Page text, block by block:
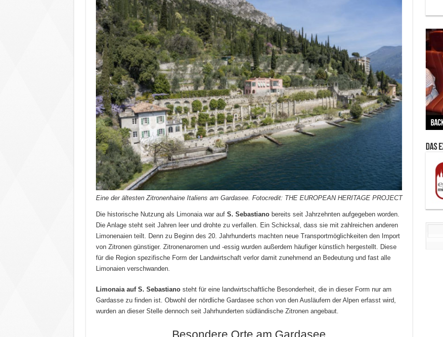
Eine der ältesten Zitronenhaine Italiens am Gardasee. Fotocredit: THE EUROPEAN HERITAGE PROJECT
Die historische Nutzung als Limonaia war auf S. Sebastianobereits seit Jahrzehnten aufgegeben worden.
Die Anlage steht seit Jahren leer und drohte zu verfallen. Ein Schicksal, dass sie mit zahlreichen anderen
Limonenaien teilt. Denn zu Beginn des 20. Jahrhunderts machten neue Transportmöglichkeiten den Import
von Zitronen günstiger. Zitronenaromen und -essig wurden außerdem häufiger künstlich hergestellt. Diese
für die Region spezifische Form der Landwirtschaft verlor damit zunehmend an Bedeutung und fast alle
Limonaien verschwanden.
Limonaia auf S. Sebastianosteht für eine landwirtschaftliche Besonderheit, die in dieser Form nur am
Gardasse zu finden ist. Obwohl der nördliche Gardasee schon von den Ausläufern der Alpen erfasst wird,
wurden an dieser Stelle dennoch seit Jahrhunderten südländische Zitronen angebaut.
Zu
Das